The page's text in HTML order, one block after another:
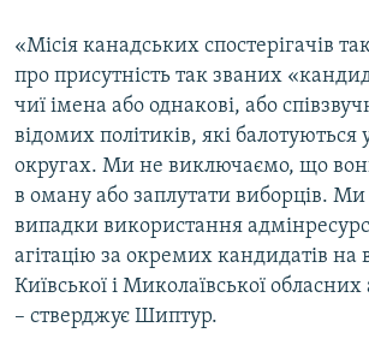
«Місія канадських спостерігачів
про присутність так званих
чиї імена або однакові, або
відомих політиків, які балотуються
округах. Ми не виключаємо, що
в оману або заплутати виборців. Ми
випадки використання
агітацію за окремих кандидатів на
Київської і Миколаївської обласних
– стверджує Шиптур.